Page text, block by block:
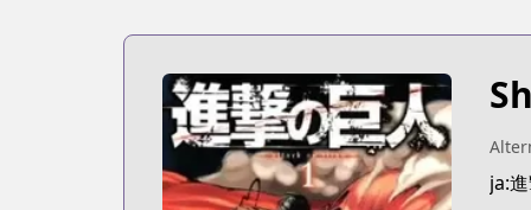
ja: